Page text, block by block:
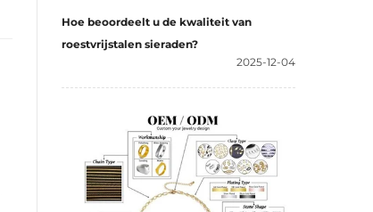
Hoe beoordeelt u de kwaliteit van
roestvrijstalen sieraden?
2025-12-04